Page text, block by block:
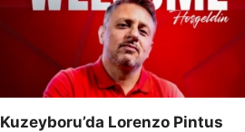
Kuzeyboru’da Lorenzo Pintus